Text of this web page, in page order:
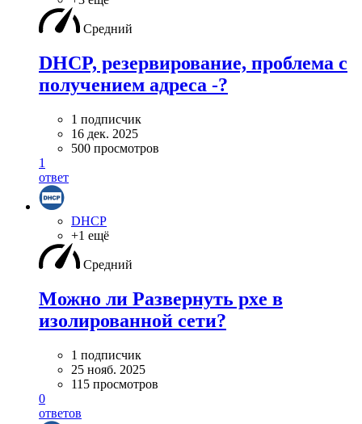
Средний
DHCP, резервирование, проблема с
получением адреса -?
1 подписчик
16 дек. 2025
500 просмотров
1
ответ
DHCP
+1 ещё
Средний
Можно ли Развернуть pxe в
изолированной сети?
1 подписчик
25 нояб. 2025
115 просмотров
0
ответов